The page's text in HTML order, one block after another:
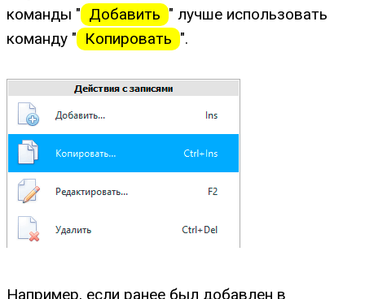
команды " Добавить " лучше использовать
команду " Копировать ".
Например, если ранее был добавлен в